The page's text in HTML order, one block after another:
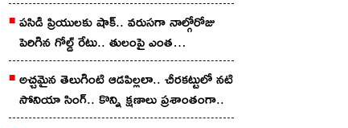
పసిడి ప్రియులకు షాక్.. వరుసగా నాల్గోరోజు
పెరిగిన గోల్డ్ రేటు.. తులంపై ఎంత
పెరిగిందంటే?
అచ్చ‌మైన తెలుగింటి ఆడ‌పిల్ల‌లా.. చీర‌క‌ట్టులో న‌టి
సోనియా సింగ్‌.. కొన్ని క్షణాలు ప్రశాంతంగా..